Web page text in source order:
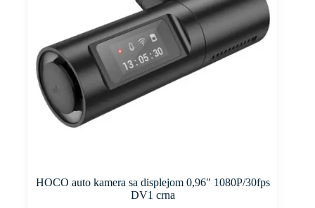
HOCO auto kamera sa displejom 0,96″ 1080P/30fps
DV1 crna